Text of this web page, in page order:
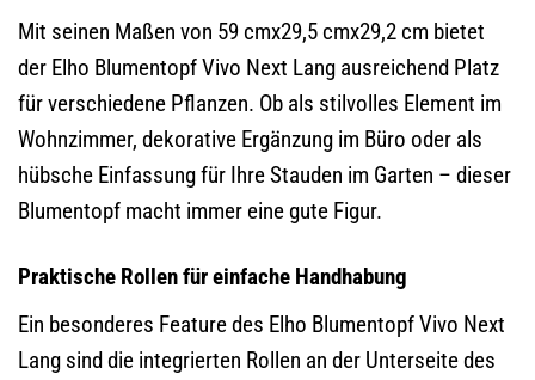
Mit seinen Maßen von 59 cmx29,5 cmx29,2 cm bietet
der Elho Blumentopf Vivo Next Lang ausreichend Platz
für verschiedene Pflanzen. Ob als stilvolles Element im
Wohnzimmer, dekorative Ergänzung im Büro oder als
hübsche Einfassung für Ihre Stauden im Garten – dieser
Blumentopf macht immer eine gute Figur.
Praktische Rollen für einfache Handhabung
Ein besonderes Feature des Elho Blumentopf Vivo Next
Lang sind die integrierten Rollen an der Unterseite des